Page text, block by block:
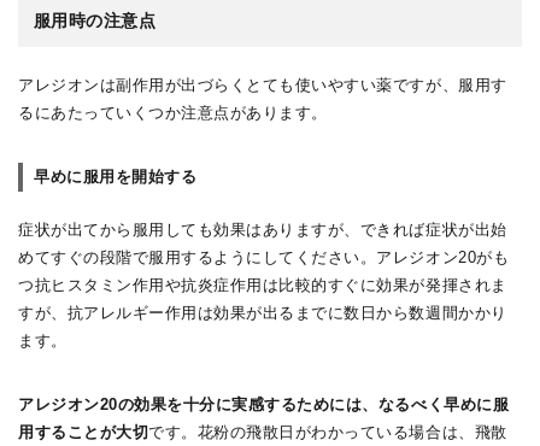
服用時の注意点
アレジオンは副作用が出づらくとても使いやすい薬ですが、服用す
るにあたっていくつか注意点があります。
早めに服用を開始する
症状が出てから服用しても効果はありますが、できれば症状が出始
めてすぐの段階で服用するようにしてください。アレジオン20がも
つ抗ヒスタミン作用や抗炎症作用は比較的すぐに効果が発揮されま
すが、抗アレルギー作用は効果が出るまでに数日から数週間かかり
ます。
アレジオン20の効果を十分に実感するためには、なるべく早めに服
用することが大切です。花粉の飛散日がわかっている場合は、飛散